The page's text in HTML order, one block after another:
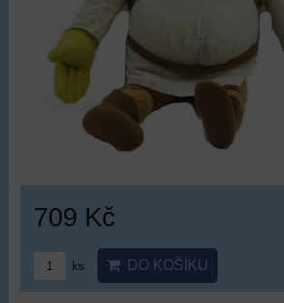
709 Kč
ks DO KOŠÍKU